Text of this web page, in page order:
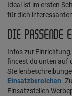
Ideal ist im ersten
für dich
DIE PASSENDE
Infos zur
findest du unten auf
Einsatzbereichen.
Einsatzstellen